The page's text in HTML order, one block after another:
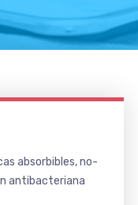
absorbibles, no-
antibacteriana